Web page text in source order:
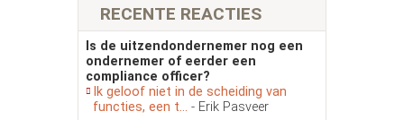
RECENTE REACTIES
Is de uitzendondernemer nog een
ondernemer of eerder een
compliance officer?
Ik geloof niet in de scheiding van
functies, een t... - Erik Pasveer